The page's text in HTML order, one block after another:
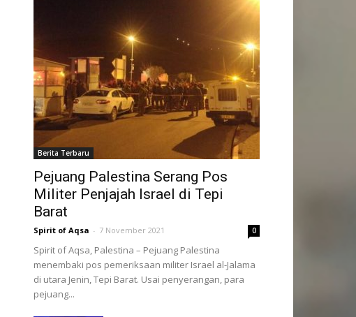
Berita Terbaru
Pejuang Palestina Serang Pos
Militer Penjajah Israel di Tepi
Barat
Spirit of Aqsa - 7 November 2021 0
Spirit of Aqsa, Palestina – Pejuang Palestina
menembaki pos pemeriksaan militer Israel al-Jalama
di utara Jenin, Tepi Barat. Usai penyerangan, para
pejuang...